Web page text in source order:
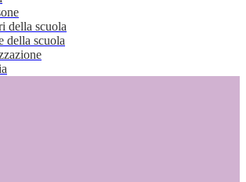
della scuola
della scuola